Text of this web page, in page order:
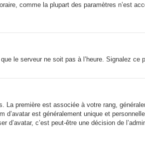
comme la plupart des paramètres n’est
le serveur ne soit pas à l’heure. Signalez ce
première est associée à votre rang,
est généralement unique et
c’est peut-être une décision de